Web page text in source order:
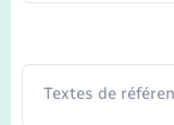
Textes de